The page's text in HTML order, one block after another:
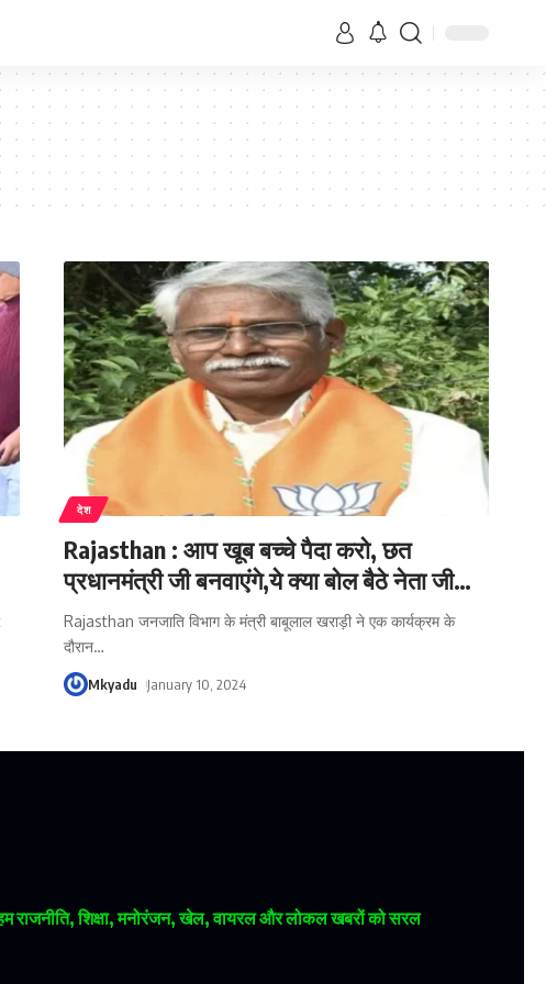
देश
Rajasthan : आप खूब बच्चे पैदा करो, छत
प्रधानमंत्री जी बनवाएंगे,ये क्या बोल बैठे नेता जी…
Rajasthan जनजाति विभाग के मंत्री बाबूलाल खराड़ी ने एक कार्यक्रम के
दौरान…
Mkyadu January 10, 2024
राजनीति, शिक्षा, मनोरंजन, खेल, वायरल और लोकल खबरों को सरल